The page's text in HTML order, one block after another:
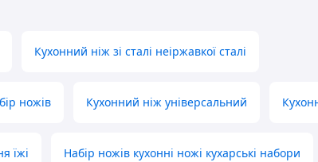
Кухонний ніж зі сталі неіржавкої сталі
ножів Кухонний ніж універсальний
їжі Набір ножів кухонні ножі кухарські набори